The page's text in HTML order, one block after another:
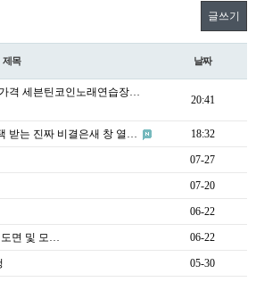
글쓰기
제목 날짜
격 세븐틴코인노래연습장…
20:41
받는 진짜 비결은새 창 열… 18:32
07-27
07-20
06-22
도면 및 모… 06-22
05-30